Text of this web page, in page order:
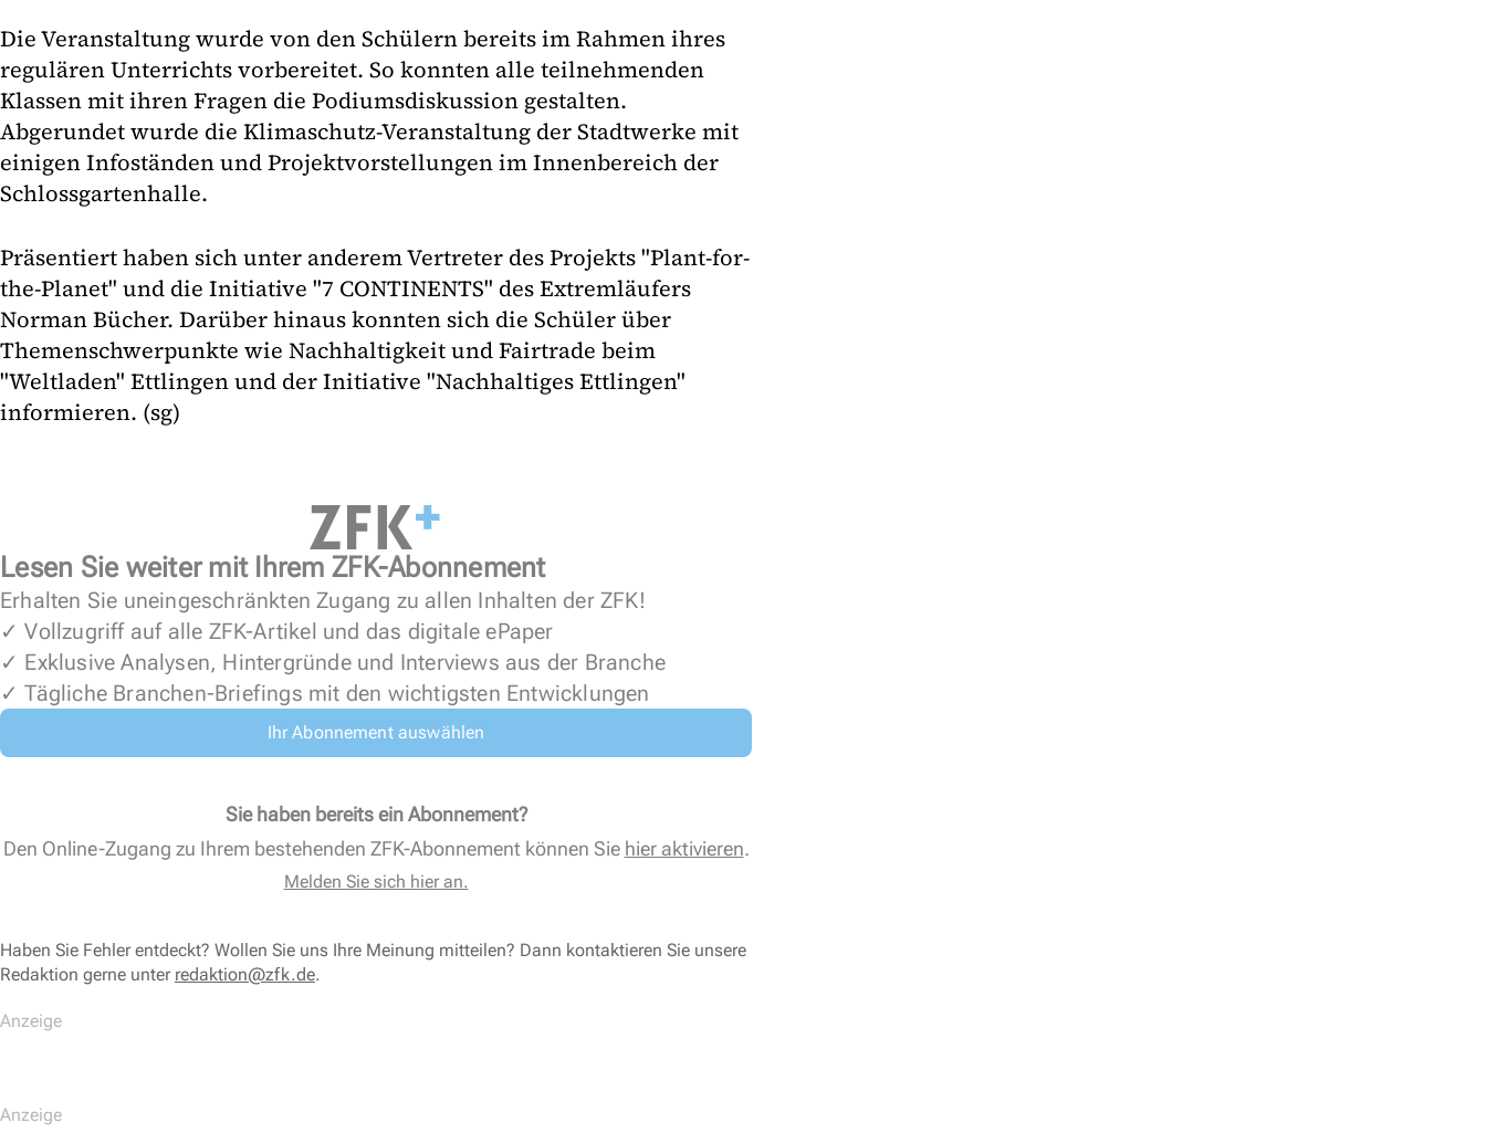
Die Veranstaltung wurde von den Schülern bereits im Rahmen ihres
regulären Unterrichts vorbereitet. So konnten alle teilnehmenden
Klassen mit ihren Fragen die Podiumsdiskussion gestalten.
Abgerundet wurde die Klimaschutz-Veranstaltung der Stadtwerke mit
einigen Infoständen und Projektvorstellungen im Innenbereich der
Schlossgartenhalle.
Präsentiert haben sich unter anderem Vertreter des Projekts "Plant-for-
the-Planet" und die Initiative "7 CONTINENTS" des Extremläufers
Norman Bücher. Darüber hinaus konnten sich die Schüler über
Themenschwerpunkte wie Nachhaltigkeit und Fairtrade beim
"Weltladen" Ettlingen und der Initiative "Nachhaltiges Ettlingen"
informieren. (sg)
Lesen Sie weiter mit Ihrem ZFK-Abonnement
Erhalten Sie uneingeschränkten Zugang zu allen Inhalten der ZFK!
✓ Vollzugriff auf alle ZFK-Artikel und das digitale ePaper
✓ Exklusive Analysen, Hintergründe und Interviews aus der Branche
✓ Tägliche Branchen-Briefings mit den wichtigsten Entwicklungen
Ihr Abonnement auswählen
Sie haben bereits ein Abonnement?
Den Online-Zugang zu Ihrem bestehenden ZFK-Abonnement können Sie hier aktivieren.
Melden Sie sich hier an.
Haben Sie Fehler entdeckt? Wollen Sie uns Ihre Meinung mitteilen? Dann kontaktieren Sie unsere
Redaktion gerne unter redaktion@zfk.de.